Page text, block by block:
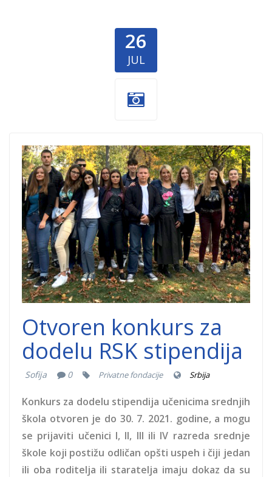
26
JUL
Stipendisti-1.jpg
Otvoren konkurs za
dodelu RSK stipendija
Sofija 0 Privatne fondacije Srbija
Konkurs za dodelu stipendija učenicima srednjih
škola otvoren je do 30. 7. 2021. godine, a mogu
se prijaviti učenici I, II, III ili IV razreda srednje
škole koji postižu odličan opšti uspeh i čiji jedan
ili oba roditelja ili staratelja imaju dokaz da su